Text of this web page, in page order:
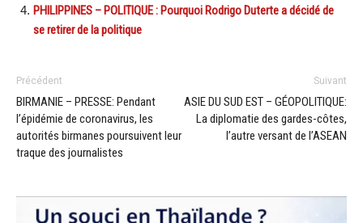
PHILIPPINES – POLITIQUE : Pourquoi Rodrigo Duterte a décidé de
se retirer de la politique
Précédent
BIRMANIE – PRESSE: Pendant
l’épidémie de coronavirus, les
autorités birmanes poursuivent leur
traque des journalistes
Suivant
ASIE DU SUD EST – GÉOPOLITIQUE:
La diplomatie des gardes-côtes,
l’autre versant de l’ASEAN